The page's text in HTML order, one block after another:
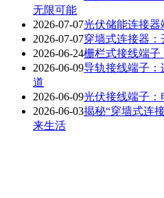
无限可能
2026-07-07光伏储能连接器
2026-07-07穿墙式连接器
2026-06-24栅栏式接线端
2026-06-09导轨接线端子：
道
2026-06-09光伏接线端子
2026-06-03揭秘“穿墙式连
来生活